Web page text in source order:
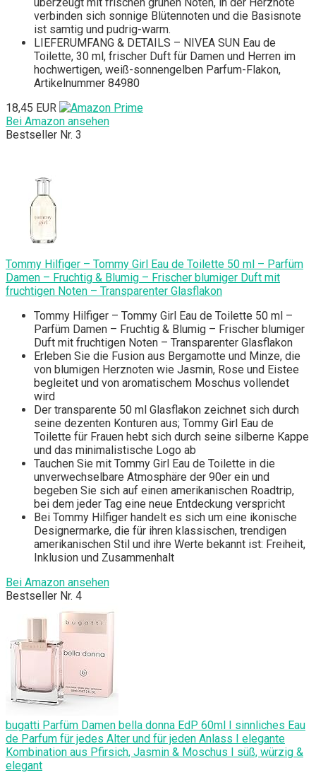
verbinden sich sonnige Blütennoten und die Basisnote
ist samtig und pudrig-warm.
LIEFERUMFANG & DETAILS – NIVEA SUN Eau de
Toilette, 30 ml, frischer Duft für Damen und Herren im
hochwertigen, weiß-sonnengelben Parfum-Flakon,
Artikelnummer 84980
18,45 EUR
Bei Amazon ansehen
Bestseller Nr. 3
Tommy Hilfiger – Tommy Girl Eau de Toilette 50 ml – Parfüm
Damen – Fruchtig & Blumig – Frischer blumiger Duft mit
fruchtigen Noten – Transparenter Glasflakon
Tommy Hilfiger – Tommy Girl Eau de Toilette 50 ml –
Parfüm Damen – Fruchtig & Blumig – Frischer blumiger
Duft mit fruchtigen Noten – Transparenter Glasflakon
Erleben Sie die Fusion aus Bergamotte und Minze, die
von blumigen Herznoten wie Jasmin, Rose und Eistee
begleitet und von aromatischem Moschus vollendet
wird
Der transparente 50 ml Glasflakon zeichnet sich durch
seine dezenten Konturen aus; Tommy Girl Eau de
Toilette für Frauen hebt sich durch seine silberne Kappe
und das minimalistische Logo ab
Tauchen Sie mit Tommy Girl Eau de Toilette in die
unverwechselbare Atmosphäre der 90er ein und
begeben Sie sich auf einen amerikanischen Roadtrip,
bei dem jeder Tag eine neue Entdeckung verspricht
Bei Tommy Hilfiger handelt es sich um eine ikonische
Designermarke, die für ihren klassischen, trendigen
amerikanischen Stil und ihre Werte bekannt ist: Freiheit,
Inklusion und Zusammenhalt
Bei Amazon ansehen
Bestseller Nr. 4
bugatti Parfüm Damen bella donna EdP 60ml I sinnliches Eau
de Parfum für jedes Alter und für jeden Anlass I elegante
Kombination aus Pfirsich, Jasmin & Moschus I süß, würzig &
elegant